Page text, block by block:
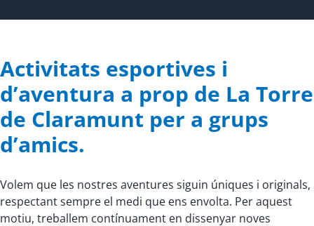
Activitats esportives i
d’aventura a prop de La Torre
de Claramunt per a grups
d’amics.
Volem que les nostres aventures siguin úniques i originals,
respectant sempre el medi que ens envolta. Per aquest
motiu, treballem contínuament en dissenyar noves